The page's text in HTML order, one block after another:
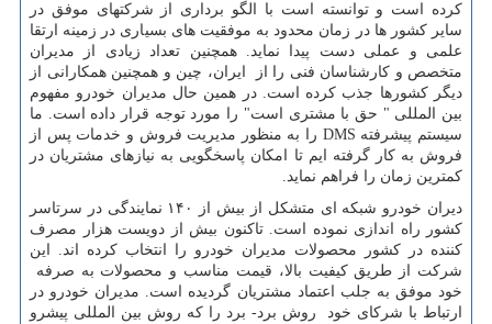
کرده است و توانسته است با الگو برداری از شرکتهای موفق در
سایر کشور ها در زمان محدود به موفقیت های بسیاری در زمینه ارتقا
علمی و عملی دست پیدا نماید. همچنین تعداد زیادی از مدیران
متخصص و کارشناسان فنی را از ایران، چین و همچنین همکارانی از
دیگر کشورها جذب کرده است. در همین حال مدیران خودرو مفهوم
بین المللی " حق با مشتری است" را مورد توجه قرار داده است. ما
سیستم پیشرفته DMS را به منظور مدیریت فروش و خدمات پس از
فروش به کار گرفته ایم تا امکان پاسخگویی به نیازهای مشتریان در
کمترین زمان را فراهم نماید.
دیران خودرو شبکه ای متشکل از بیش از ۱۴۰ نمایندگی در سرتاسر
کشور راه اندازی نموده است. تاکنون بیش از دویست هزار مصرف
کننده در کشور محصولات مدیران خودرو را انتخاب کرده اند. این
شرکت از طریق کیفیت بالا، قیمت مناسب و محصولات به صرفه
خود موفق به جلب اعتماد مشتریان گردیده است. مدیران خودرو در
ارتباط با شرکای خود روش برد- برد را که روش بین المللی پیشرو